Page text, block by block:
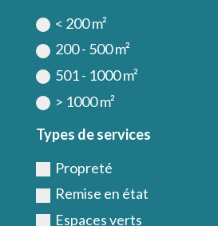
< 200 m²
200 - 500 m²
501 - 1000 m²
> 1000 m²
Types de services
Propreté
Remise en état
Espaces verts